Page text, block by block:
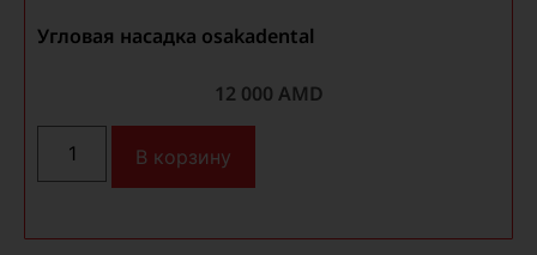
Угловая насадка osakadental
12 000 AMD
В корзину